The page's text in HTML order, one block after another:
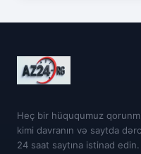
Heç bir hüququmuz
kimi davranın və saytda
24 saat saytına istinad edin.